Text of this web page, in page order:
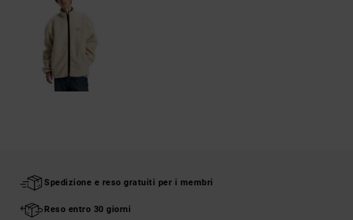
Spedizione e reso gratuiti per i membri
Reso entro 30 giorni